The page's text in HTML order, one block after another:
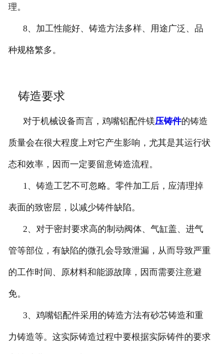
理。
8、加工性能好、铸造方法多样、用途广泛、品
种规格繁多。
铸造要求
对于机械设备而言，鸡嘴铝配件镁压铸件的铸造
质量会在很大程度上对它产生影响，尤其是其运行状
态和效率，因而一定要留意铸造流程。
1、铸造工艺不可忽略。零件加工后，应清理掉
表面的致密层，以减少铸件缺陷。
2、对于密封要求高的制动阀体、气缸盖、进气
管等部位，有缺陷的微孔会导致泄漏，从而导致严重
的工作时间、原材料和能源故障，因而需要注意避
免。
3、鸡嘴铝配件采用的铸造方法有砂芯铸造和重
力铸造等。这实际铸造过程中要根据实际铸件的要求